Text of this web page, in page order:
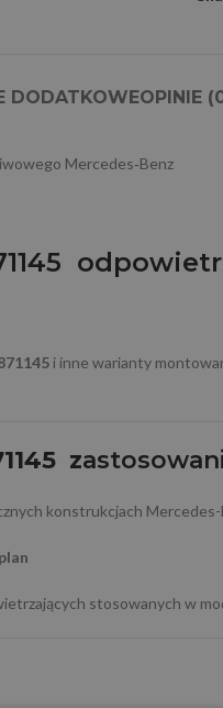
DODATKOWEOPINIE
Mercedes‑Benz
i inne warianty
z
konstrukcjach Mercedes-
stosowanych w